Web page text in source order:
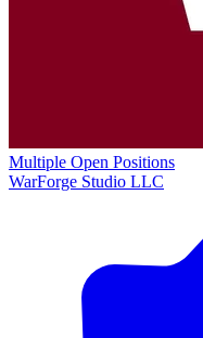
Multiple Open Positions
WarForge Studio LLC